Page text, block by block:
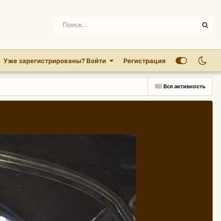
Уже зарегистрированы? Войти Регистрация
Вся активность